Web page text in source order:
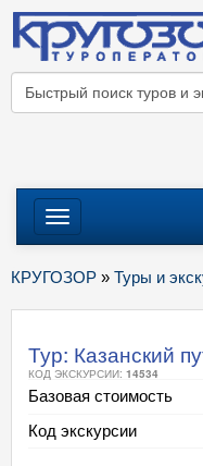
Меню
КРУГОЗОР » Туры и
Тур: Казанский
КОД ЭКСКУРСИИ: 14534
Базовая стоимость
Код экскурсии